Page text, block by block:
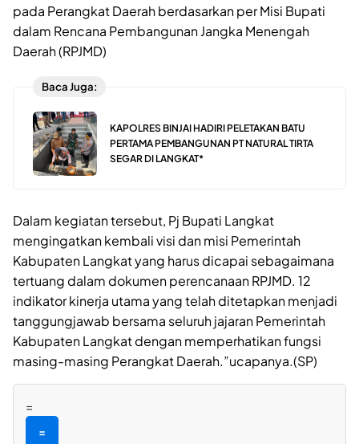
pada Perangkat Daerah berdasarkan per Misi Bupati
dalam Rencana Pembangunan Jangka Menengah
Daerah (RPJMD)
Baca Juga:
KAPOLRES BINJAI HADIRI PELETAKAN BATU
PERTAMA PEMBANGUNAN PT NATURAL TIRTA
SEGAR DI LANGKAT*
Dalam kegiatan tersebut, Pj Bupati Langkat
mengingatkan kembali visi dan misi Pemerintah
Kabupaten Langkat yang harus dicapai sebagaimana
tertuang dalam dokumen perencanaan RPJMD. 12
indikator kinerja utama yang telah ditetapkan menjadi
tanggungjawab bersama seluruh jajaran Pemerintah
Kabupaten Langkat dengan memperhatikan fungsi
masing-masing Perangkat Daerah.”ucapanya.(SP)
=
=